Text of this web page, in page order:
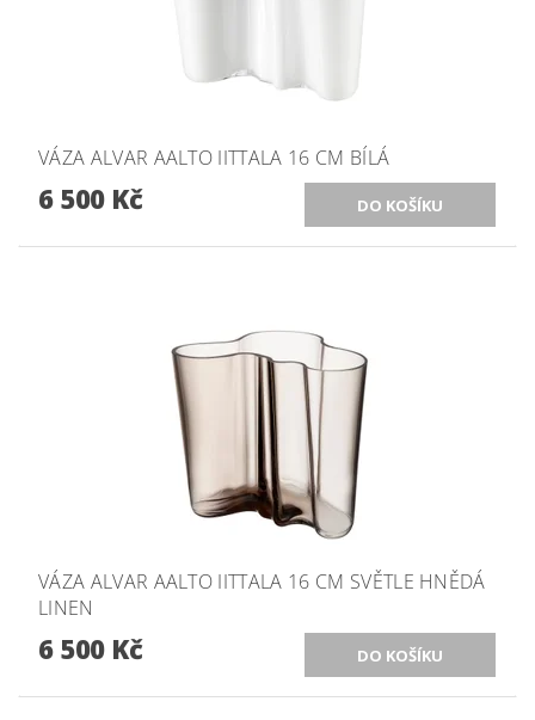
VÁZA ALVAR AALTO IITTALA 16 CM BÍLÁ
6 500 Kč
VÁZA ALVAR AALTO IITTALA 16 CM SVĚTLE HNĚDÁ
LINEN
6 500 Kč